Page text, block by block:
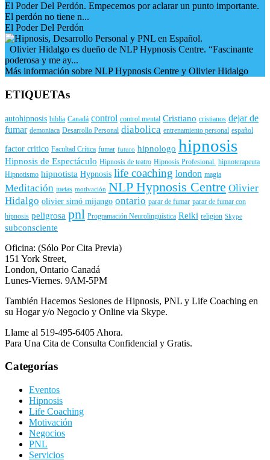
El Poder Del Perdón. Empecemos por aclarar un punto importante.
El perdón no tiene n...
El Poder Del Perdón
Olivier Hidalgo es dueño de NLP Hypnosis Centre. “Fascinante
poderosa y me ay...
Más información sobre NLP Hypnosis Centre y Olivier Hidalgo
ETIQUETAs
autohipnosis biblia Canadá control control mental Cristiano cristianos dejar de
fumar demoniaca Desarrollo Personal diabolica entrenamiento personal español
factor critico Facultad Crítica fumar futuro hipnologo hipnosis
Hipnosis de Espectáculo Hipnosis de teatro Hipnosis Profesional. hipnoterapeuta
Hipnotismo hipnotista Hypnosis life coaching london magia
Meditación metas motivación NLP Hypnosis Centre Olivier
Hidalgo olivier simó mijango ontario parar de fumar parar de fumar con
hipnosis peligrosa pnl Programación Neurolingüística Reiki religion Skype
subconsciente
Oficina: (Sólo Por Cita Previa)
151 York Street,
London, Ontario Canadá
Lunes-Viernes. 9AM-5PM
También Hacemos Sesiones de Hipnosis, PNL y Life Coaching en
su Hogar y/o Negocio y Online via Skype.
Llame al 519-495-6405 Ahora.
Para Una Cita de Consulta Confidencial y Gratis.
Categorías
Eventos
Hipnosis
Life Coaching
Motivación
Negocios
PNL
Servicios